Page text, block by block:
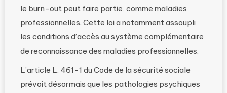
le burn-out peut faire partie, comme maladies
professionnelles. Cette loi a notamment assoupli
les conditions d’accès au système complémentaire
de reconnaissance des maladies professionnelles.
L’article L. 461-1 du Code de la sécurité sociale
prévoit désormais que les pathologies psychiques